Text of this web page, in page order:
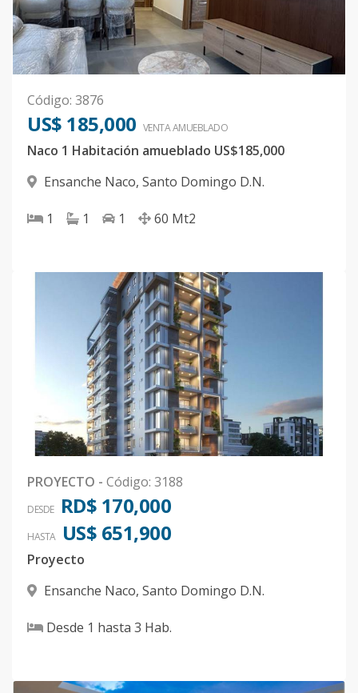
Código: 3876
US$ 185,000 VENTA AMUEBLADO
Naco 1 Habitación amueblado US$185,000
Ensanche Naco, Santo Domingo D.N.
1 1 1 60 Mt2
PROYECTO - Código: 3188
DESDE RD$ 170,000
HASTA US$ 651,900
Proyecto
Ensanche Naco, Santo Domingo D.N.
Desde 1 hasta 3 Hab.